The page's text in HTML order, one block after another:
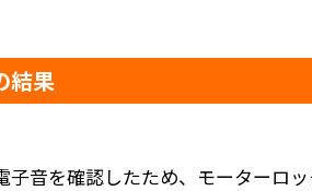
結果
音を確認したため、モーターロ